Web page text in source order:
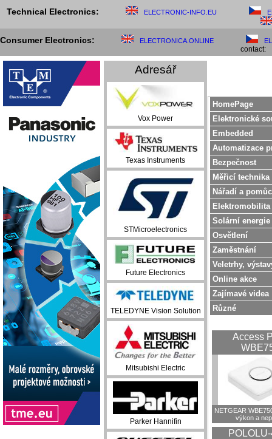
Technical Electronics: ELECTRONIC-INFO.EU
Consumer Electronics: ELECTRONICA.ONLINE
contact:
Adresář
Vox Power
Texas Instruments
STMicroelectronics
Future Electronics
TELEDYNE Vision Solution
Mitsubishi Electric
Parker Hannifin
HomePage
Elektronické
Embedded
Automatizace
Bezpečnost
Měřicí technika
Nářadí a
Elektromobilita
Solární energie
Osvětlení
Zaměstnání
Veletrhy,
Online akce
Zajímavé videa
Různé
Access
NETGEAR
výkon a